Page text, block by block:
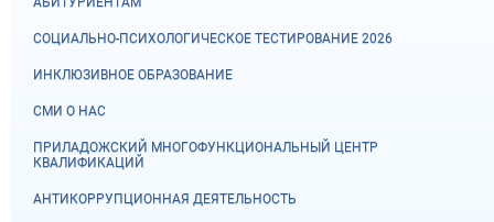
СОЦИАЛЬНО-ПСИХОЛОГИЧЕСКОЕ ТЕСТИРОВАНИЕ 2026
ИНКЛЮЗИВНОЕ ОБРАЗОВАНИЕ
СМИ О НАС
ПРИЛАДОЖСКИЙ МНОГОФУНКЦИОНАЛЬНЫЙ ЦЕНТР
КВАЛИФИКАЦИЙ
АНТИКОРРУПЦИОННАЯ ДЕЯТЕЛЬНОСТЬ